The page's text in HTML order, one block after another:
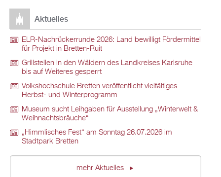
Aktuelles
ELR-Nachrückerrunde 2026: Land bewilligt Fördermittel
für Projekt in Bretten-Ruit
Grillstellen in den Wäldern des Landkreises Karlsruhe
bis auf Weiteres gesperrt
Volkshochschule Bretten veröffentlicht vielfältiges
Herbst- und Winterprogramm
Museum sucht Leihgaben für Ausstellung „Winterwelt &
Weihnachtsbräuche“
„Himmlisches Fest“ am Sonntag 26.07.2026 im
Stadtpark Bretten
mehr Aktuelles